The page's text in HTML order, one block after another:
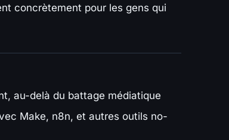
concrètement pour les gens qui
au-delà du battage médiatique
Make, n8n, et autres outils no-